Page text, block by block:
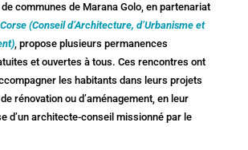
communes de Marana Golo, en partenariat
(Conseil d’Architecture, d’Urbanisme et
, propose plusieurs permanences
et ouvertes à tous. Ces rencontres ont
les habitants dans leurs projets
rénovation ou d’aménagement, en leur
d’un architecte-conseil missionné par le